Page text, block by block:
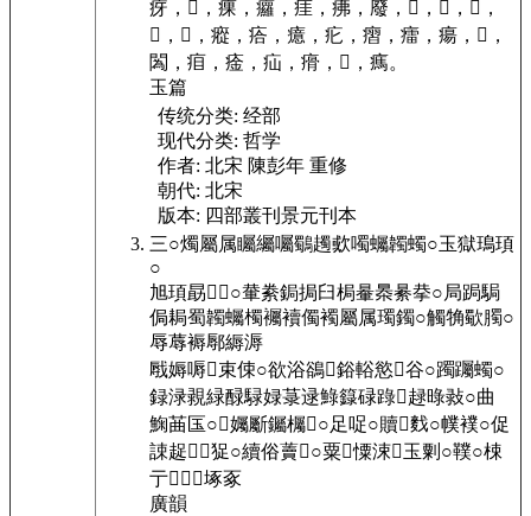
疨， 𤻜， 㾧， 㿚， 㾏， 疿， 廢， 𤷾， 𤺔， 𤺼，
𤶗， 𤷼， 瘲， 㾑， 癔， 疕， 㿇， 癗， 瘍， 𤷙，
䦱， 㾇， 㾣， 疝， 㾶， 𤶘， 㾺。
玉篇
传统分类: 经部
现代分类: 哲学
作者: 北宋 陳彭年 重修
朝代: 北宋
版本: 四部叢刊景元刊本
三○燭屬属矚䌵囑鸀䟉㰲噣蠾韣蠋○玉獄鳿頊
○
旭頊勗𩔴 𩪉○輂絭鋦挶臼梮䡞㮂䋰拲○局跼駶
侷䎤蜀韣蠾㯮䙱襩㒔襡屬属㻿鐲○觸觕歜臅○
辱蓐褥鄏縟溽
㦺媷嗕𪑾束㑛○欲浴鵒𩀑鋊輍慾𤞞谷○躅䠱蠋○
録渌䚄緑醁騄娽菉逯䱚籙碌䟿𧨹趢㫽㪖○曲
䱡䒼匤○𤷚孎斸钃欘𢒔○足哫○贖𩌮䴰○幞襆○促
誎趗𤗁 𦠁㹱○續俗藚𩌮○粟𥻆憟涑𣯼玉㔄 ○䪁○梀
亍𥹵 𧼙 𢒔㙇豖
廣韻